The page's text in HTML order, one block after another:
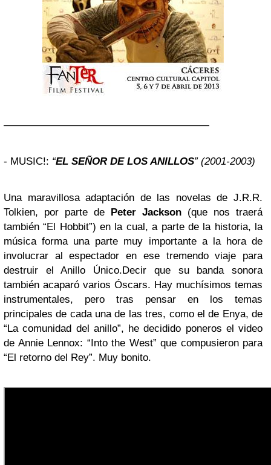
————————————————————
- MUSIC!: “EL SEÑOR DE LOS ANILLOS” (2001-2003)
Una maravillosa adaptación de las novelas de J.R.R.
Tolkien, por parte de Peter Jackson (que nos traerá
también “El Hobbit”) en la cual, a parte de la historia, la
música forma una parte muy importante a la hora de
involucrar al espectador en ese tremendo viaje para
destruir el Anillo Único.Decir que su banda sonora
también acaparó varios Óscars. Hay muchísimos temas
instrumentales, pero tras pensar en los temas
principales de cada una de las tres, como el de Enya, de
“La comunidad del anillo”, he decidido poneros el video
de Annie Lennox: “Into the West” que compusieron para
“El retorno del Rey”. Muy bonito.